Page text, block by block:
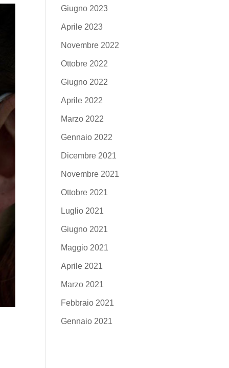
Giugno 2023
Aprile 2023
Novembre 2022
Ottobre 2022
Giugno 2022
Aprile 2022
Marzo 2022
Gennaio 2022
Dicembre 2021
Novembre 2021
Ottobre 2021
Luglio 2021
Giugno 2021
Maggio 2021
Aprile 2021
Marzo 2021
Febbraio 2021
Gennaio 2021